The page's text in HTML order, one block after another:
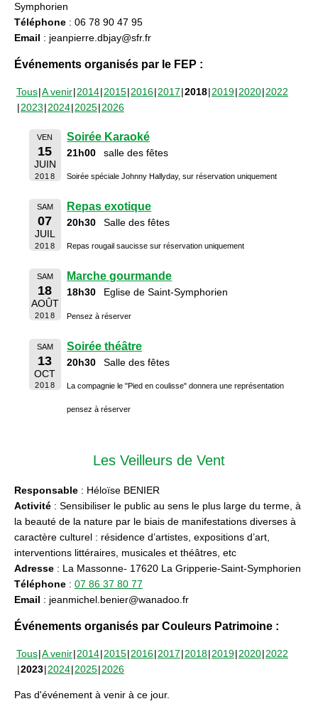
Symphorien
Téléphone : 06 78 90 47 95
Email : jeanpierre.dbjay@sfr.fr
Événements organisés par le FEP :
Tous A venir 2014 2015 2016 2017 2018 2019 2020 2022
2023 2024 2025 2026
VEN
15
JUIN
2018
Soirée Karaoké
21h00 salle des fêtes
Soirée spéciale Johnny Hallyday, sur réservation uniquement
SAM
07
JUIL
2018
Repas exotique
20h30 Salle des fêtes
Repas rougail saucisse sur réservation uniquement
SAM
18
AOÛT
2018
Marche gourmande
18h30 Eglise de Saint-Symphorien
Pensez à réserver
SAM
13
OCT
2018
Soirée théâtre
20h30 Salle des fêtes
La compagnie le "Pied en coulisse" donnera une représentation
pensez à réserver
Les Veilleurs de Vent
Responsable : Héloïse BENIER
Activité : Sensibiliser le public au sens le plus large du terme, à
la beauté de la nature par le biais de manifestations diverses à
caractère culturel : résidence d’artistes, expositions d’art,
interventions littéraires, musicales et théâtres, etc
Adresse : La Massonne- 17620 La Gripperie-Saint-Symphorien
Téléphone : 07 86 37 80 77
Email : jeanmichel.benier@wanadoo.fr
Événements organisés par Couleurs Patrimoine :
Tous A venir 2014 2015 2016 2017 2018 2019 2020 2022
2023 2024 2025 2026
Pas d'événement à venir à ce jour.